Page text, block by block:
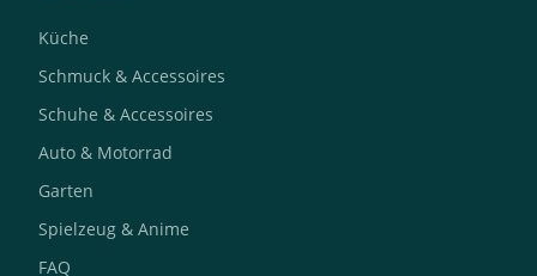
Küche
Schmuck & Accessoires
Schuhe & Accessoires
Auto & Motorrad
Garten
Spielzeug & Anime
FAQ